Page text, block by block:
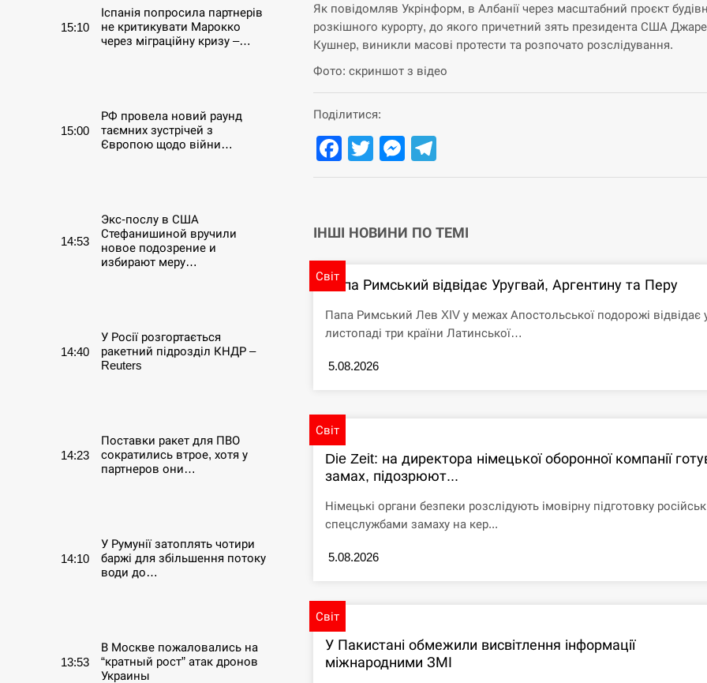
15:10
Іспанія попросила партнерів
не критикувати Марокко
через міграційну кризу –…
15:00
РФ провела новий раунд
таємних зустрічей з
Європою щодо війни…
14:53
Экс-послу в США
Стефанишиной вручили
новое подозрение и
избирают меру…
14:40
У Росії розгортається
ракетний підрозділ КНДР –
Reuters
14:23
Поставки ракет для ПВО
сократились втрое, хотя у
партнеров они…
14:10
У Румунії затоплять чотири
баржі для збільшення потоку
води до…
13:53
В Москве пожаловались на
“кратный рост” атак дронов
Украины
Як повідомляв Укрінформ, в Албанії через масштабний проєкт
розкішного курорту, до якого причетний зять президента США
Кушнер, виникли масові протести та розпочато розслідування.
Фото: скриншот з відео
Поділитися:
Facebook
TwitterMessenger
ІНШІ НОВИНИ ПО ТЕМІ
Світ
Папа Римський відвідає Уругвай, Аргентину та Перу
Папа Римський Лев XIV у межах Апостольської подорожі відвідає
листопаді три країни Латинської…
5.08.2026
Світ
Die Zeit: на директора німецької оборонної компанії
замах, підозрюют...
Німецькі органи безпеки розслідують імовірну підготовку
спецслужбами замаху на кер...
5.08.2026
Світ
У Пакистані обмежили висвітлення інформації
міжнародними ЗМІ